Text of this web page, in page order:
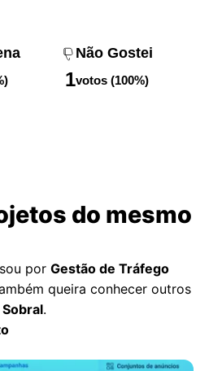
Não Gostei
1votos (100%)
do mesmo
porGestão de Tráfego
queira conhecer outros
.